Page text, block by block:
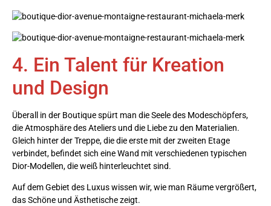
4. Ein Talent für Kreation
und Design
Überall in der Boutique spürt man die Seele des Modeschöpfers,
die Atmosphäre des Ateliers und die Liebe zu den Materialien.
Gleich hinter der Treppe, die die erste mit der zweiten Etage
verbindet, befindet sich eine Wand mit verschiedenen typischen
Dior-Modellen, die weiß hinterleuchtet sind.
Auf dem Gebiet des Luxus wissen wir, wie man Räume vergrößert,
das Schöne und Ästhetische zeigt.